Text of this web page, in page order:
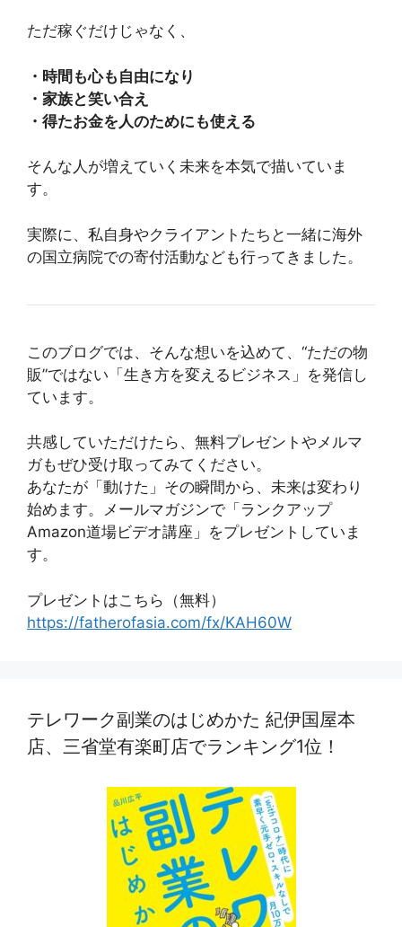
ただ稼ぐだけじゃなく、
・時間も心も自由になり
・家族と笑い合え
・得たお金を人のためにも使える
そんな人が増えていく未来を本気で描いていま
す。
実際に、私自身やクライアントたちと一緒に海外
の国立病院での寄付活動なども行ってきました。
このブログでは、そんな想いを込めて、“ただの物
販”ではない「生き方を変えるビジネス」を発信し
ています。
共感していただけたら、無料プレゼントやメルマ
ガもぜひ受け取ってみてください。
あなたが「動けた」その瞬間から、未来は変わり
始めます。メールマガジンで「ランクアップ
Amazon道場ビデオ講座」をプレゼントしていま
す。
プレゼントはこちら（無料）
https://fatherofasia.com/fx/KAH60W
テレワーク副業のはじめかた 紀伊国屋本
店、三省堂有楽町店でランキング1位！